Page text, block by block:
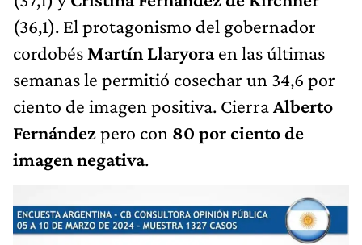
(36,1). El protagonismo del gobernador
cordobés Martín Llaryoraen las últimas
semanas le permitió cosechar un 34,6 por
ciento de imagen positiva. CierraAlberto
Fernándezpero con 80 por ciento de
imagen negativa.